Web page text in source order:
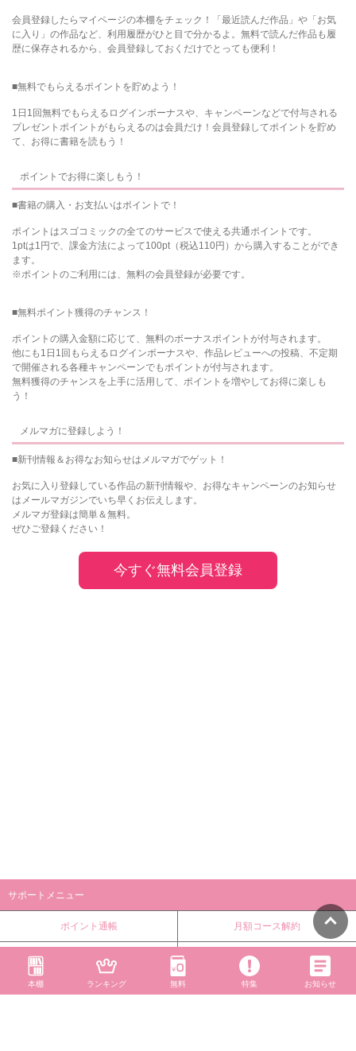
会員登録したらマイページの本棚をチェック！「最近読んだ作品」や「お気
に入り」の作品など、利用履歴がひと目で分かるよ。無料で読んだ作品も履
歴に保存されるから、会員登録しておくだけでとっても便利！
■無料でもらえるポイントを貯めよう！
1日1回無料でもらえるログインボーナスや、キャンペーンなどで付与される
プレゼントポイントがもらえるのは会員だけ！会員登録してポイントを貯め
て、お得に書籍を読もう！
ポイントでお得に楽しもう！
■書籍の購入・お支払いはポイントで！
ポイントはスゴコミックの全てのサービスで使える共通ポイントです。
1ptは1円で、課金方法によって100pt（税込110円）から購入することができ
ます。
※ポイントのご利用には、無料の会員登録が必要です。
■無料ポイント獲得のチャンス！
ポイントの購入金額に応じて、無料のボーナスポイントが付与されます。
他にも1日1回もらえるログインボーナスや、作品レビューへの投稿、不定期
で開催される各種キャンペーンでもポイントが付与されます。
無料獲得のチャンスを上手に活用して、ポイントを増やしてお得に楽しも
う！
メルマガに登録しよう！
■新刊情報＆お得なお知らせはメルマガでゲット！
お気に入り登録している作品の新刊情報や、お得なキャンペーンのお知らせ
はメールマガジンでいち早くお伝えします。
メルマガ登録は簡単＆無料。
ぜひご登録ください！
今すぐ無料会員登録
サポートメニュー
ポイント通帳
ご利用ガイド
初めての方へ
月額コース解約
会員情報確認・変更
お知らせ
本棚 ランキング 無料 特集 お知らせ